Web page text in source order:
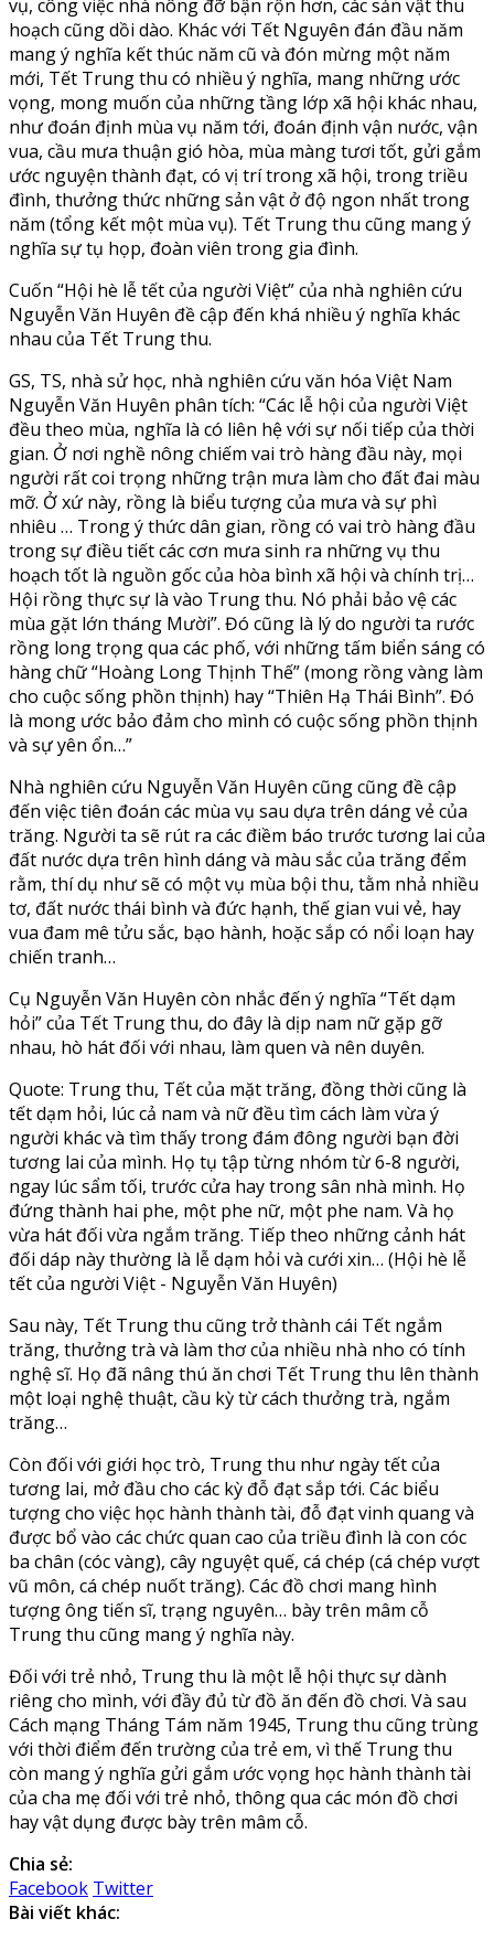
vụ, công việc nhà nông đỡ bận rộn hơn, các sản vật thu
hoạch cũng dồi dào. Khác với Tết Nguyên đán đầu năm
mang ý nghĩa kết thúc năm cũ và đón mừng một năm
mới, Tết Trung thu có nhiều ý nghĩa, mang những ước
vọng, mong muốn của những tầng lớp xã hội khác nhau,
như đoán định mùa vụ năm tới, đoán định vận nước, vận
vua, cầu mưa thuận gió hòa, mùa màng tươi tốt, gửi gắm
ước nguyện thành đạt, có vị trí trong xã hội, trong triều
đình, thưởng thức những sản vật ở độ ngon nhất trong
năm (tổng kết một mùa vụ). Tết Trung thu cũng mang ý
nghĩa sự tụ họp, đoàn viên trong gia đình.
Cuốn “Hội hè lễ tết của người Việt” của nhà nghiên cứu
Nguyễn Văn Huyên đề cập đến khá nhiều ý nghĩa khác
nhau của Tết Trung thu.
GS, TS, nhà sử học, nhà nghiên cứu văn hóa Việt Nam
Nguyễn Văn Huyên phân tích: “Các lễ hội của người Việt
đều theo mùa, nghĩa là có liên hệ với sự nối tiếp của thời
gian. Ở nơi nghề nông chiếm vai trò hàng đầu này, mọi
người rất coi trọng những trận mưa làm cho đất đai màu
mỡ. Ở xứ này, rồng là biểu tượng của mưa và sự phì
nhiêu … Trong ý thức dân gian, rồng có vai trò hàng đầu
trong sự điều tiết các cơn mưa sinh ra những vụ thu
hoạch tốt là nguồn gốc của hòa bình xã hội và chính trị…
Hội rồng thực sự là vào Trung thu. Nó phải bảo vệ các
mùa gặt lớn tháng Mười”. Đó cũng là lý do người ta rước
rồng long trọng qua các phố, với những tấm biển sáng có
hàng chữ “Hoàng Long Thịnh Thế” (mong rồng vàng làm
cho cuộc sống phồn thịnh) hay “Thiên Hạ Thái Bình”. Đó
là mong ước bảo đảm cho mình có cuộc sống phồn thịnh
và sự yên ổn…”
Nhà nghiên cứu Nguyễn Văn Huyên cũng cũng đề cập
đến việc tiên đoán các mùa vụ sau dựa trên dáng vẻ của
trăng. Người ta sẽ rút ra các điềm báo trước tương lai của
đất nước dựa trên hình dáng và màu sắc của trăng đểm
rằm, thí dụ như sẽ có một vụ mùa bội thu, tằm nhả nhiều
tơ, đất nước thái bình và đức hạnh, thế gian vui vẻ, hay
vua đam mê tửu sắc, bạo hành, hoặc sắp có nổi loạn hay
chiến tranh…
Cụ Nguyễn Văn Huyên còn nhắc đến ý nghĩa “Tết dạm
hỏi” của Tết Trung thu, do đây là dịp nam nữ gặp gỡ
nhau, hò hát đối với nhau, làm quen và nên duyên.
Quote: Trung thu, Tết của mặt trăng, đồng thời cũng là
tết dạm hỏi, lúc cả nam và nữ đều tìm cách làm vừa ý
người khác và tìm thấy trong đám đông người bạn đời
tương lai của mình. Họ tụ tập từng nhóm từ 6-8 người,
ngay lúc sẩm tối, trước cửa hay trong sân nhà mình. Họ
đứng thành hai phe, một phe nữ, một phe nam. Và họ
vừa hát đối vừa ngắm trăng. Tiếp theo những cảnh hát
đối dáp này thường là lễ dạm hỏi và cưới xin… (Hội hè lễ
tết của người Việt - Nguyễn Văn Huyên)
Sau này, Tết Trung thu cũng trở thành cái Tết ngắm
trăng, thưởng trà và làm thơ của nhiều nhà nho có tính
nghệ sĩ. Họ đã nâng thú ăn chơi Tết Trung thu lên thành
một loại nghệ thuật, cầu kỳ từ cách thưởng trà, ngắm
trăng…
Còn đối với giới học trò, Trung thu như ngày tết của
tương lai, mở đầu cho các kỳ đỗ đạt sắp tới. Các biểu
tượng cho việc học hành thành tài, đỗ đạt vinh quang và
được bổ vào các chức quan cao của triều đình là con cóc
ba chân (cóc vàng), cây nguyệt quế, cá chép (cá chép vượt
vũ môn, cá chép nuốt trăng). Các đồ chơi mang hình
tượng ông tiến sĩ, trạng nguyên… bày trên mâm cỗ
Trung thu cũng mang ý nghĩa này.
Đối với trẻ nhỏ, Trung thu là một lễ hội thực sự dành
riêng cho mình, với đầy đủ từ đồ ăn đến đồ chơi. Và sau
Cách mạng Tháng Tám năm 1945, Trung thu cũng trùng
với thời điểm đến trường của trẻ em, vì thế Trung thu
còn mang ý nghĩa gửi gắm ước vọng học hành thành tài
của cha mẹ đối với trẻ nhỏ, thông qua các món đồ chơi
hay vật dụng được bày trên mâm cỗ.
Chia sẻ:
Facebook Twitter
Bài viết khác: